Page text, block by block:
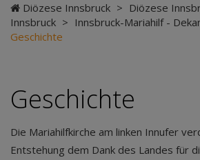
Diözese Innsbruck > Diözese
Innsbruck > Innsbruck-Mariahilf -
Geschichte
Geschichte
Die Mariahilfkirche am linken Innufer
Entstehung dem Dank des Landes für